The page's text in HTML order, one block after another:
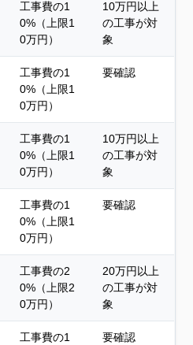
工事費の1
0%（上限1
0万円）
10万円以上
の工事が対
象
工事費の1
0%（上限1
0万円）
要確認
工事費の1
0%（上限1
0万円）
10万円以上
の工事が対
象
工事費の1
0%（上限1
0万円）
要確認
工事費の2
0%（上限2
0万円）
20万円以上
の工事が対
象
工事費の1
要確認